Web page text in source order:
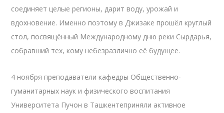
соединяет целые регионы, дарит воду, урожай и
вдохновение. Именно поэтому в Джизаке прошёл круглый
стол, посвящённый Международному дню реки Сырдарья,
собравший тех, кому небезразлично её будущее.
4 ноября преподаватели кафедры Общественно-
гуманитарных наук и физического воспитания
Университета Пучон в Ташкентеприняли активное